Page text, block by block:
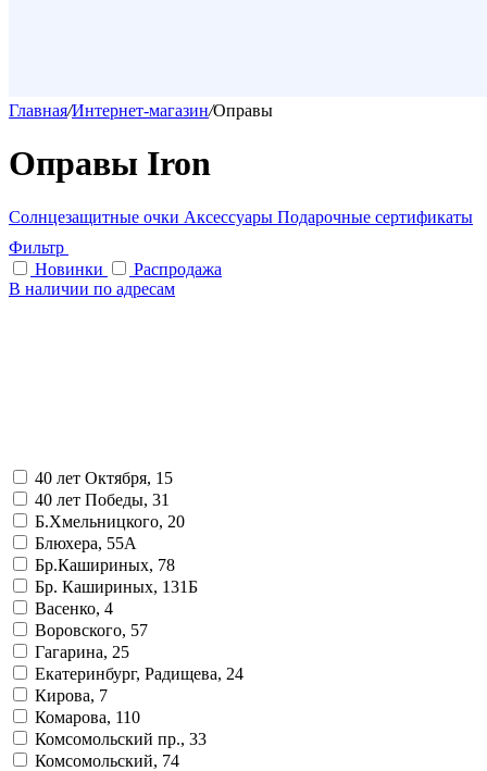
Главная/Интернет-магазин/Оправы
Оправы Iron
Солнцезащитные очки Аксессуары Подарочные сертификаты
Фильтр
Новинки
Распродажа
В наличии по адресам
40 лет Октября, 15
40 лет Победы, 31
Б.Хмельницкого, 20
Блюхера, 55А
Бр.Кашириных, 78
Бр. Кашириных, 131Б
Васенко, 4
Воровского, 57
Гагарина, 25
Екатеринбург, Радищева, 24
Кирова, 7
Комарова, 110
Комсомольский пр., 33
Комсомольский, 74